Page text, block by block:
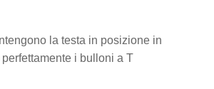
la testa in posizione in
i bulloni a T